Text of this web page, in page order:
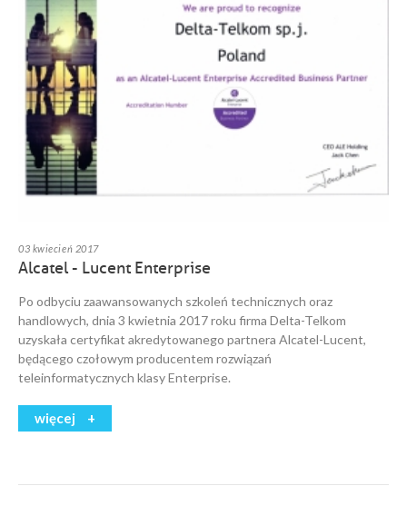
03 kwiecień 2017
Alcatel - Lucent Enterprise
Po odbyciu zaawansowanych szkoleń technicznych oraz
handlowych, dnia 3 kwietnia 2017 roku firma Delta-Telkom
uzyskała certyfikat akredytowanego partnera Alcatel-Lucent,
będącego czołowym producentem rozwiązań
teleinformatycznych klasy Enterprise.
więcej